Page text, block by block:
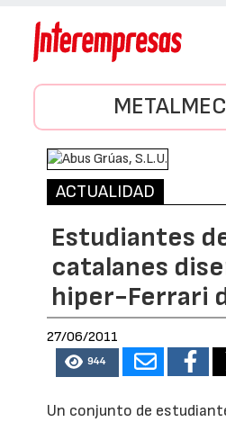
ACTUALIDAD
Estudiantes
catalanes
hiper-Ferrari
27/06/2011
944
Un conjunto de